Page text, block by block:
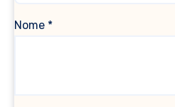
Nome *